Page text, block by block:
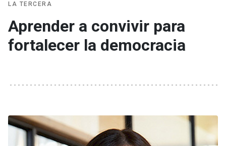
institutos
Investigación
Vinculación
LA TERCERA
Aprender a convivir para
fortalecer la democracia